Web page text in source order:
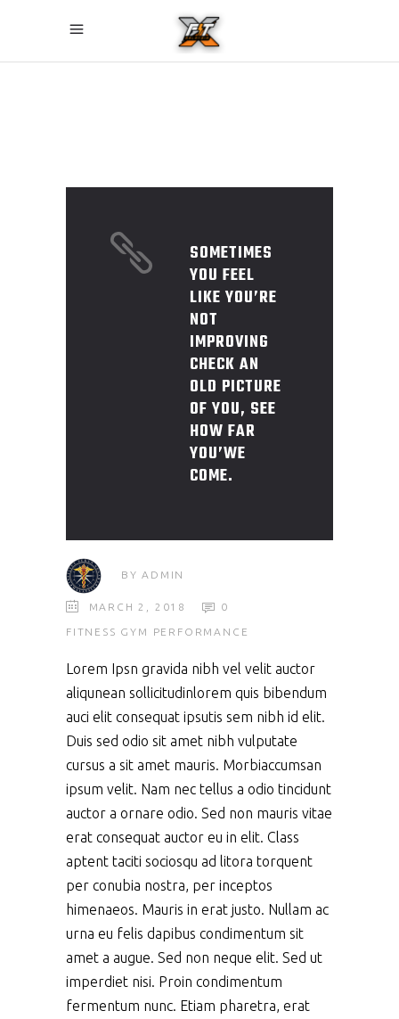
SOMETIMES
YOU FEEL
LIKE YOU’RE
NOT
IMPROVING
CHECK AN
OLD PICTURE
OF YOU, SEE
HOW FAR
YOU’WE
COME.
BYADMIN
MARCH 2, 2018 0
FITNESS GYM PERFORMANCE
Lorem Ipsn gravida nibh vel velit auctor
aliqunean sollicitudinlorem quis bibendum
auci elit consequat ipsutis sem nibh id elit.
Duis sed odio sit amet nibh vulputate
cursus a sit amet mauris. Morbiaccumsan
ipsum velit. Nam nec tellus a odio tincidunt
auctor a ornare odio. Sed non mauris vitae
erat consequat auctor eu in elit. Class
aptent taciti sociosqu ad litora torquent
per conubia nostra, per inceptos
himenaeos. Mauris in erat justo. Nullam ac
urna eu felis dapibus condimentum sit
amet a augue. Sed non neque elit. Sed ut
imperdiet nisi. Proin condimentum
fermentum nunc. Etiam pharetra, erat